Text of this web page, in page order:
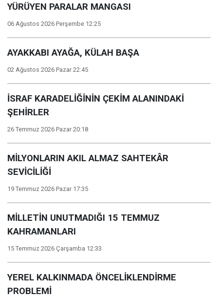
YÜRÜYEN PARALAR MANGASI
06 Ağustos 2026 Perşembe 12:25
AYAKKABI AYAĞA, KÜLAH BAŞA
02 Ağustos 2026 Pazar 22:45
İSRAF KARADELİĞİNİN ÇEKİM ALANINDAKİ
ŞEHİRLER
26 Temmuz 2026 Pazar 20:18
MİLYONLARIN AKIL ALMAZ SAHTEKÂR
SEVİCİLİĞİ
19 Temmuz 2026 Pazar 17:35
MİLLETİN UNUTMADIĞI 15 TEMMUZ
KAHRAMANLARI
15 Temmuz 2026 Çarşamba 12:33
YEREL KALKINMADA ÖNCELİKLENDİRME
PROBLEMİ